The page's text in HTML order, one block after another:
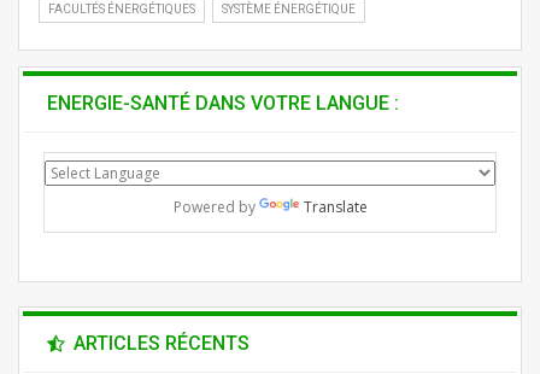
FACULTÉS ÉNERGÉTIQUES SYSTÈME ÉNERGÉTIQUE
ENERGIE-SANTÉ DANS VOTRE LANGUE :
Powered by Translate
ARTICLES RÉCENTS